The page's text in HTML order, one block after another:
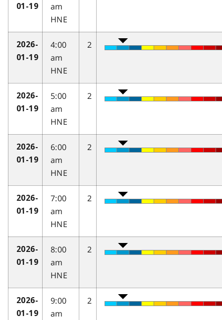
01-19
am
HNE
2026-
01-19
4:00
am
HNE
2
2026-
01-19
5:00
am
HNE
2
2026-
01-19
6:00
am
HNE
2
2026-
01-19
7:00
am
HNE
2
2026-
01-19
8:00
am
HNE
2
2026-
01-19
9:00
am
2